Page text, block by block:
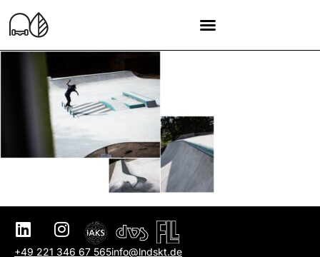
+49 221 346 67 565info@lndskt.de